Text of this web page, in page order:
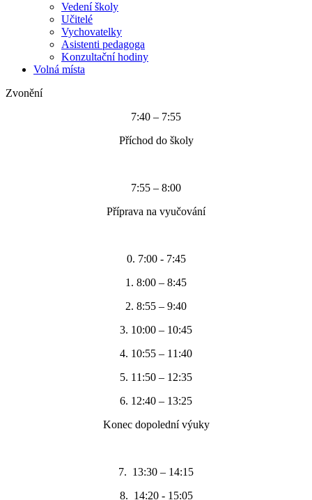
Vedení školy
Učitelé
Vychovatelky
Asistenti pedagoga
Konzultační hodiny
Volná místa
Zvonění
7:40 – 7:55
Příchod do školy
7:55 – 8:00
Příprava na vyučování
0. 7:00 - 7:45
1. 8:00 – 8:45
2. 8:55 – 9:40
3. 10:00 – 10:45
4. 10:55 – 11:40
5. 11:50 – 12:35
6. 12:40 – 13:25
Konec dopolední výuky
7. 13:30 – 14:15
8. 14:20 - 15:05